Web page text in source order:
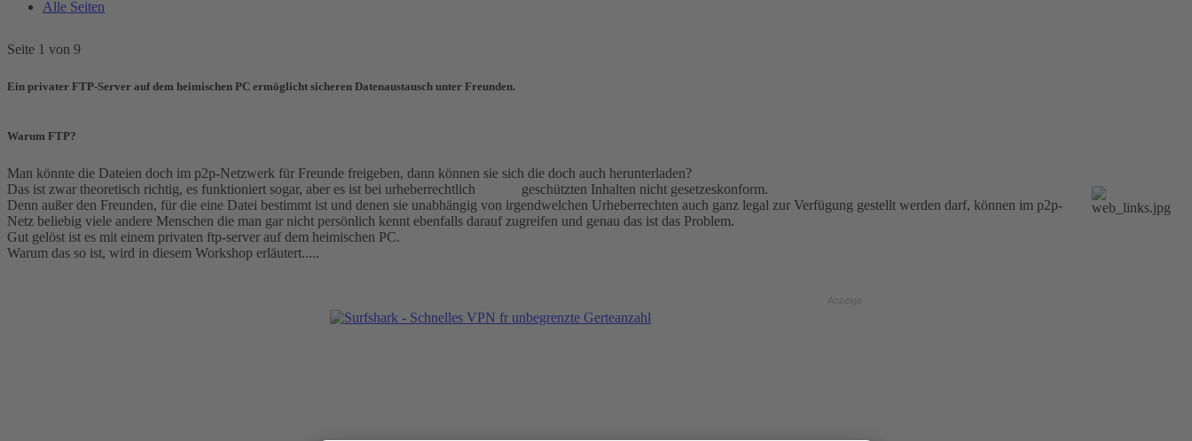
Alle Seiten
Seite 1 von 9
Ein privater FTP-Server auf dem heimischen PC ermöglicht sicheren Datenaustausch unter Freunden.
Warum FTP?
Man könnte die Dateien doch im p2p-Netzwerk für Freunde freigeben, dann können sie sich die doch auch herunterladen?
Das ist zwar theoretisch richtig, es funktioniert sogar, aber es ist bei urheberrechtlich geschützten Inhalten nicht gesetzeskonform.
Denn außer den Freunden, für die eine Datei bestimmt ist und denen sie unabhängig von irgendwelchen Urheberrechten auch ganz legal zur Verfügung gestellt werden darf, können im p2p-
Netz beliebig viele andere Menschen die man gar nicht persönlich kennt ebenfalls darauf zugreifen und genau das ist das Problem.
Gut gelöst ist es mit einem privaten ftp-server auf dem heimischen PC.
Warum das so ist, wird in diesem Workshop erläutert.....